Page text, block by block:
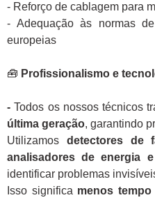
- Reforço de cablagem para
- Adequação às normas
europeias
🧰 Profissionalismo e
-Todos os nossos técnicos
última geração, garantindo
Utilizamos detectores de
analisadores de energia
identificar problemas
Isso significa menos tempo